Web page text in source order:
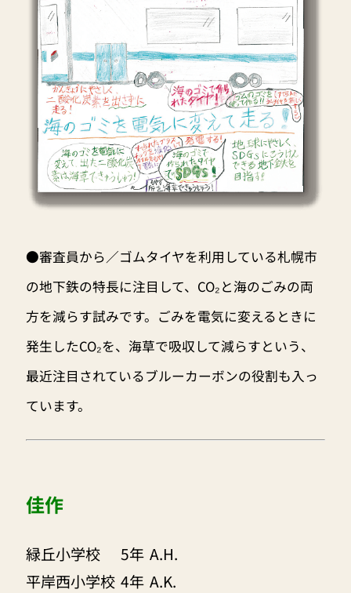
●審査員から／ゴムタイヤを利用している札幌市
の地下鉄の特長に注目して、CO₂と海のごみの両
方を減らす試みです。ごみを電気に変えるときに
発生したCO₂を、海草で吸収して減らすという、
最近注目されているブルーカーボンの役割も入っ
ています。
佳作
緑丘小学校 5年 A.H.
平岸西小学校 4年 A.K.